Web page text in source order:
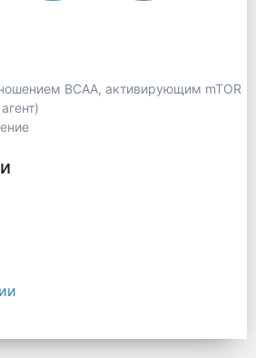
BCAA, активирующим mTOR